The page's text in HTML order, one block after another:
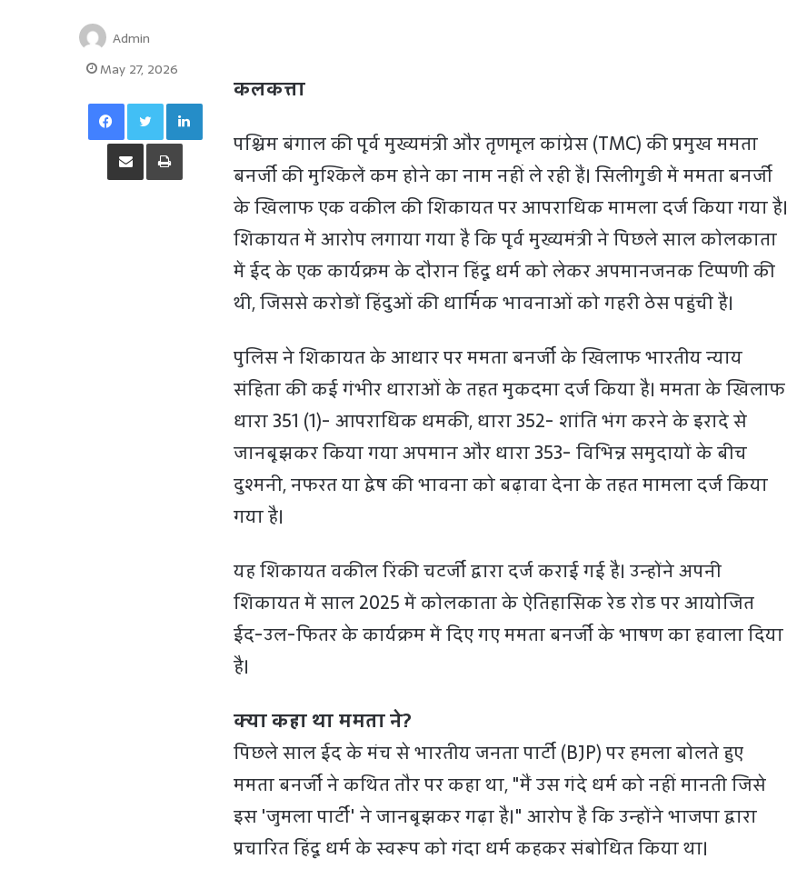
कलकत्ता
पश्चिम बंगाल की पूर्व मुख्यमंत्री और तृणमूल कांग्रेस (TMC) की प्रमुख ममता
बनर्जी की मुश्किलें कम होने का नाम नहीं ले रही हैं। सिलीगुड़ी में ममता बनर्जी
के खिलाफ एक वकील की शिकायत पर आपराधिक मामला दर्ज किया गया है।
शिकायत में आरोप लगाया गया है कि पूर्व मुख्यमंत्री ने पिछले साल कोलकाता
में ईद के एक कार्यक्रम के दौरान हिंदू धर्म को लेकर अपमानजनक टिप्पणी की
थी, जिससे करोड़ों हिंदुओं की धार्मिक भावनाओं को गहरी ठेस पहुंची है।
पुलिस ने शिकायत के आधार पर ममता बनर्जी के खिलाफ भारतीय न्याय
संहिता की कई गंभीर धाराओं के तहत मुकदमा दर्ज किया है। ममता के खिलाफ
धारा 351 (1)- आपराधिक धमकी, धारा 352- शांति भंग करने के इरादे से
जानबूझकर किया गया अपमान और धारा 353- विभिन्न समुदायों के बीच
दुश्मनी, नफरत या द्वेष की भावना को बढ़ावा देना के तहत मामला दर्ज किया
गया है।
यह शिकायत वकील रिंकी चटर्जी द्वारा दर्ज कराई गई है। उन्होंने अपनी
शिकायत में साल 2025 में कोलकाता के ऐतिहासिक रेड रोड पर आयोजित
ईद-उल-फितर के कार्यक्रम में दिए गए ममता बनर्जी के भाषण का हवाला दिया
है।
क्या कहा था ममता ने?
पिछले साल ईद के मंच से भारतीय जनता पार्टी (BJP) पर हमला बोलते हुए
ममता बनर्जी ने कथित तौर पर कहा था, "मैं उस गंदे धर्म को नहीं मानती जिसे
इस 'जुमला पार्टी' ने जानबूझकर गढ़ा है।" आरोप है कि उन्होंने भाजपा द्वारा
प्रचारित हिंदू धर्म के स्वरूप को गंदा धर्म कहकर संबोधित किया था।
Admin
May 27, 2026
Facebook Twitter LinkedIn
Share via Email Print